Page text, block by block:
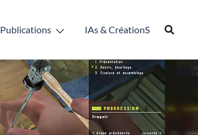
Publications IAs & CréationS